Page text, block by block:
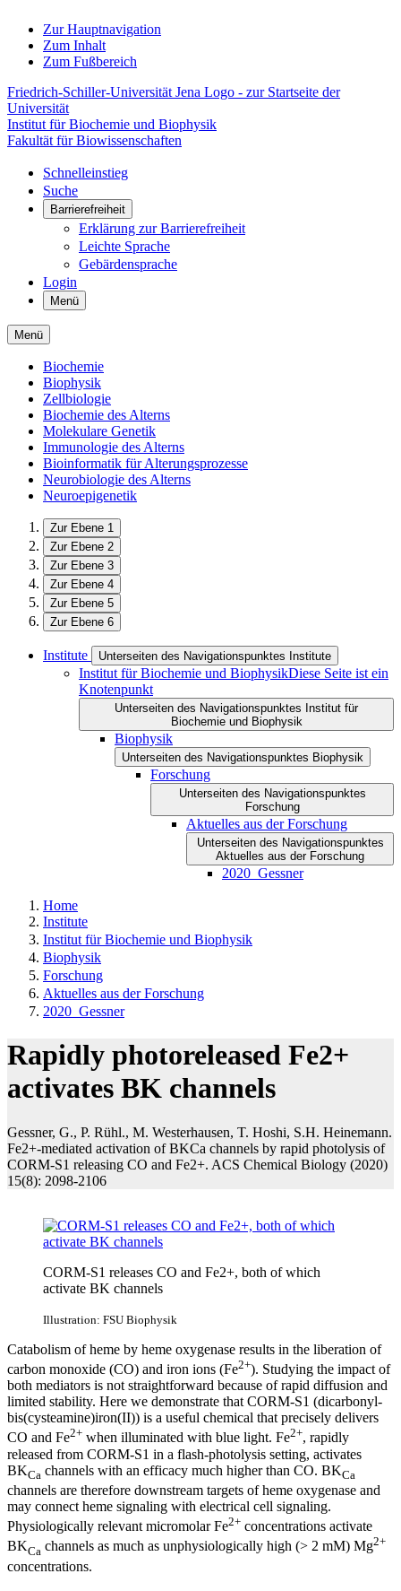
Zur Hauptnavigation
Zum Inhalt
Zum Fußbereich
Friedrich-Schiller-Universität Jena Logo - zur Startseite der
Universität
Institut für Biochemie und Biophysik
Fakultät für Biowissenschaften
Schnelleinstieg
Suche
Barrierefreiheit
Erklärung zur Barrierefreiheit
Leichte Sprache
Gebärdensprache
Login
Menü
Menü
Biochemie
Biophysik
Zellbiologie
Biochemie des Alterns
Molekulare Genetik
Immunologie des Alterns
Bioinformatik für Alterungsprozesse
Neurobiologie des Alterns
Neuroepigenetik
Zur Ebene 1
Zur Ebene 2
Zur Ebene 3
Zur Ebene 4
Zur Ebene 5
Zur Ebene 6
Institute Unterseiten des Navigationspunktes Institute
Institut für Biochemie und BiophysikDiese Seite ist ein
Knotenpunkt
Unterseiten des Navigationspunktes Institut für
Biochemie und Biophysik
Biophysik
Unterseiten des Navigationspunktes Biophysik
Forschung
Unterseiten des Navigationspunktes
Forschung
Aktuelles aus der Forschung
Unterseiten des Navigationspunktes
Aktuelles aus der Forschung
2020_Gessner
Home
Institute
Institut für Biochemie und Biophysik
Biophysik
Forschung
Aktuelles aus der Forschung
2020_Gessner
Rapidly photoreleased Fe2+
activates BK channels
Gessner, G., P. Rühl., M. Westerhausen, T. Hoshi, S.H. Heinemann.
Fe2+-mediated activation of BKCa channels by rapid photolysis of
CORM-S1 releasing CO and Fe2+. ACS Chemical Biology (2020)
15(8): 2098-2106 ​
CORM-S1 releases CO and Fe2+, both of which
activate BK channels
Illustration: FSU Biophysik
Catabolism of heme by heme oxygenase results in the liberation of
carbon monoxide (CO) and iron ions (Fe2+). Studying the impact of
both mediators is not straightforward because of rapid diffusion and
limited stability. Here we demonstrate that CORM-S1 (dicarbonyl-
bis(cysteamine)iron(II)) is a useful chemical that precisely delivers
CO and Fe2+ when illuminated with blue light. Fe2+, rapidly
released from CORM-S1 in a flash-photolysis setting, activates
BKCa channels with an efficacy much higher than CO. BKCa
channels are therefore downstream targets of heme oxygenase and
may connect heme signaling with electrical cell signaling.
Physiologically relevant micromolar Fe2+ concentrations activate
BKCa channels as much as unphysiologically high (> 2 mM) Mg2+
concentrations.